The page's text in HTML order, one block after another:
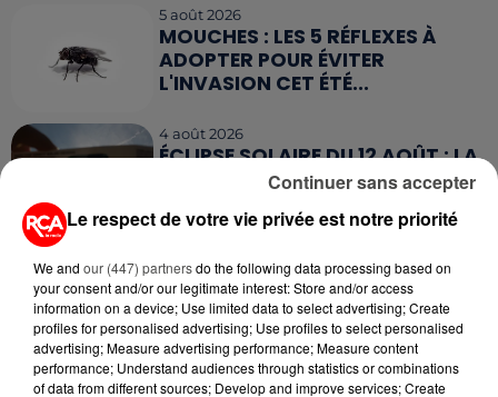
5 août 2026
MOUCHES : LES 5 RÉFLEXES À
ADOPTER POUR ÉVITER
L'INVASION CET ÉTÉ...
4 août 2026
ÉCLIPSE SOLAIRE DU 12 AOÛT : LA
RUÉE VERS LES LUNETTES DE...
CAMPING-CAR : CE QUE VOUS
AVEZ LE DROIT DE FAIRE... ET LES
ERREURS...
Le respect de votre vie privée est notre priorité
We and our (447) partnersdo the following data processing based on
your consent and/or our legitimate interest: Store and/or access
information on a device; Use limited data to select advertising; Create
profiles for personalised advertising; Use profiles to select personalised
advertising; Measure advertising performance; Measure content
performance; Understand audiences through statistics or combinations
of data from different sources; Develop and improve services; Create
Continuer sans accepter